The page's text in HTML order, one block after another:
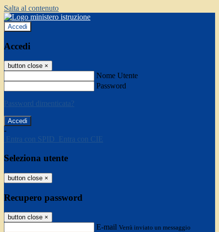
Salta al contenuto
Accedi
Accedi
button close ×
Nome Utente
Password
Password dimenticata?
-
Entra con SPID
Entra con CIE
Seleziona utente
button close ×
Recupero password
button close ×
E-mail Verrà inviato un messaggio